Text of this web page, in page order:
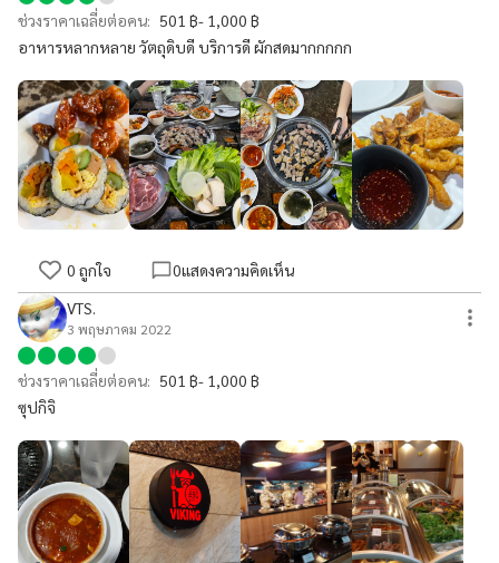
ช่วงราคาเฉลี่ยต่อคน: 501 ฿- 1,000 ฿
อาหารหลากหลาย วัตถุดิบดี บริการดี ผักสดมากกกกก
0 ถูกใจ 0แสดงความคิดเห็น
VTS.
3 พฤษภาคม 2022
ช่วงราคาเฉลี่ยต่อคน: 501 ฿- 1,000 ฿
ซุปกิจิ